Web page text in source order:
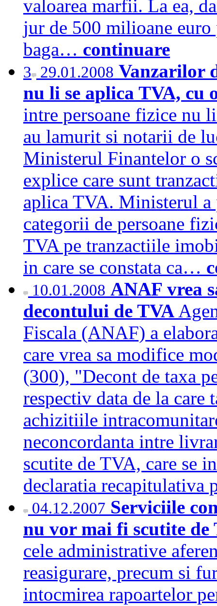
valoarea marfii. La ea,
jur de 500 milioane
baga… continuare
3 29.01.2008 Vanzarilor
nu li se aplica TVA, cu
intre persoane fizice nu
au lamurit si notarii de
Ministerul Finantelor o
explice care sunt
aplica TVA. Ministerul a
categorii de persoane
TVA pe tranzactiile
in care se constata ca…
10.01.2008 ANAF vrea
decontului de TVA
Fiscala (ANAF) a
care vrea sa modifice
(300), "Decont de taxa
respectiv data de la
achizitiile
neconcordanta intre
scutite de TVA, care se
declaratia
04.12.2007 Serviciile
nu vor mai fi scutite
cele administrative
reasigurare, precum si
intocmirea rapoartelor